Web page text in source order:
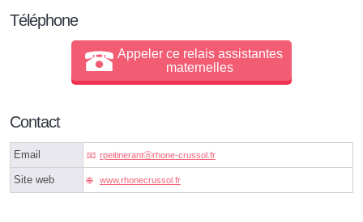
Téléphone
Appeler ce relais assistantes
maternelles
Contact
Email rpeitinerantⓐrhone-crussol.fr
Site web www.rhonecrussol.fr